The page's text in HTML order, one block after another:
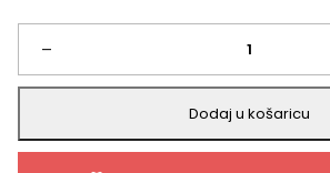
je:
80,99 €.
72,89 €.
–
Gornji
sanduk
za
Dodaj u košaricu